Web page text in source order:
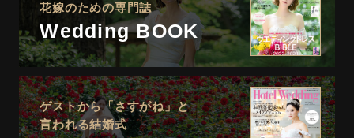
花嫁のための専門誌
Wedding BOOK
ゲストから「さすがね」と
言われる結婚式